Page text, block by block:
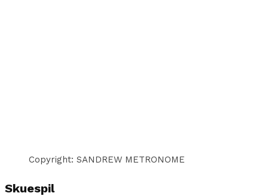
Copyright: SANDREW METRONOME
Skuespil